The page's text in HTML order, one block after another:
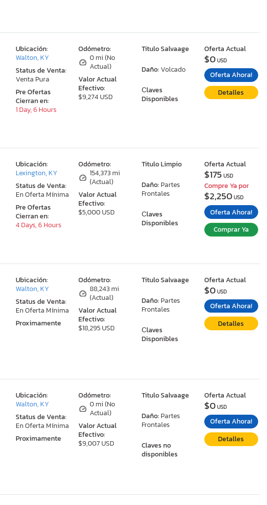
Odómetro:
0 mi (No
Actual)
Valor Actual
Efectivo:
$9,274 USD
Titulo Salvaage
Daño:Volcado
Сlaves
Disponibles
Ubicación:
Walton, KY
Status de Venta:
Venta Pura
Pre Ofertas
Cierran en:
1 Day, 6 Hours
Oferta Actual
$0USD
Oferta Ahora!
Detalles
Odómetro:
154,373 mi
(Actual)
Valor Actual
Efectivo:
$5,000 USD
Titulo Limpio
Daño: Partes
Frontales
Сlaves
Disponibles
Ubicación:
Lexington, KY
Status de Venta:
En Oferta Mínima
Pre Ofertas
Cierran en:
4 Days, 6 Hours
Oferta Actual
$175 USD
Compre Ya por
$2,250USD
Oferta Ahora!
Comprar Ya
Odómetro:
88,243 mi
(Actual)
Valor Actual
Efectivo:
$18,295 USD
Titulo Salvaage
Daño: Partes
Frontales
Сlaves
Disponibles
Ubicación:
Walton, KY
Status de Venta:
En Oferta Mínima
Proximamente
Oferta Actual
$0USD
Oferta Ahora!
Detalles
Odómetro:
0 mi (No
Actual)
Valor Actual
Efectivo:
$9,007 USD
Titulo Salvaage
Daño: Partes
Frontales
Claves no
disponibles
Ubicación:
Walton, KY
Status de Venta:
En Oferta Mínima
Proximamente
Oferta Actual
$0USD
Oferta Ahora!
Detalles